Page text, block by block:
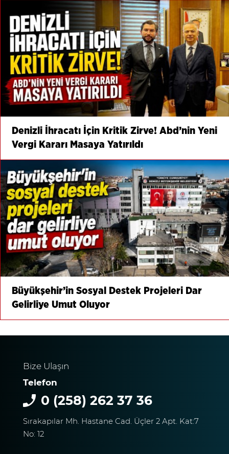
Denizli İhracatı İçin Kritik Zirve! Abd’nin Yeni
Vergi Kararı Masaya Yatırıldı
Büyükşehir’in Sosyal Destek Projeleri Dar
Gelirliye Umut Oluyor
Bize Ulaşın
Telefon
0 (258) 262 37 36
Sırakapılar Mh. Hastane Cad. Üçler 2 Apt. Kat:7
No: 12